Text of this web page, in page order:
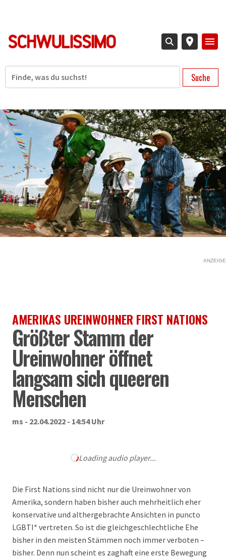
Suche
ANZEIGE
AMERIKAS UREINWOHNER FIRST NATIONS
Größter Stamm der
Ureinwohner öffnet
langsam sich queeren
Menschen
ms - 22.04.2022 - 14:54 Uhr
Loading audio player...
Die First Nations sind nicht nur die Ureinwohner von
Amerika, sondern haben bisher auch mehrheitlich eher
konservative und althergebrachte Ansichten in puncto
LGBTI* vertreten. So ist die gleichgeschlechtliche Ehe
bisher in den meisten Stämmen noch immer verboten –
bisher. Denn nun scheint es zaghaft eine erste Bewegung